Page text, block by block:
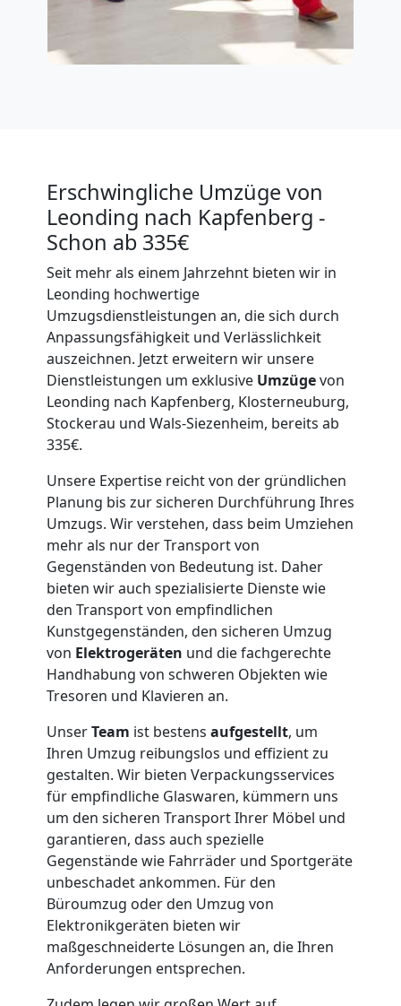
Erschwingliche Umzüge von
Leonding nach Kapfenberg -
Schon ab 335€
Seit mehr als einem Jahrzehnt bieten wir in
Leonding hochwertige
Umzugsdienstleistungen an, die sich durch
Anpassungsfähigkeit und Verlässlichkeit
auszeichnen. Jetzt erweitern wir unsere
Dienstleistungen um exklusive Umzügevon
Leonding nach Kapfenberg, Klosterneuburg,
Stockerau und Wals-Siezenheim, bereits ab
335€.
Unsere Expertise reicht von der gründlichen
Planung bis zur sicheren Durchführung Ihres
Umzugs. Wir verstehen, dass beim Umziehen
mehr als nur der Transport von
Gegenständen von Bedeutung ist. Daher
bieten wir auch spezialisierte Dienste wie
den Transport von empfindlichen
Kunstgegenständen, den sicheren Umzug
von Elektrogeräten und die fachgerechte
Handhabung von schweren Objekten wie
Tresoren und Klavieren an.
UnserTeam ist bestens aufgestellt, um
Ihren Umzug reibungslos und effizient zu
gestalten. Wir bieten Verpackungsservices
für empfindliche Glaswaren, kümmern uns
um den sicheren Transport Ihrer Möbel und
garantieren, dass auch spezielle
Gegenstände wie Fahrräder und Sportgeräte
unbeschadet ankommen. Für den
Büroumzug oder den Umzug von
Elektronikgeräten bieten wir
maßgeschneiderte Lösungen an, die Ihren
Anforderungen entsprechen.